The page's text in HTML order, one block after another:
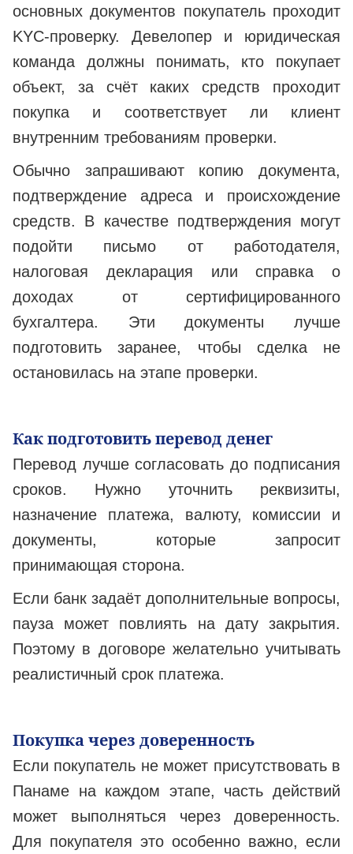
основных документов покупатель проходит
KYC-проверку. Девелопер и юридическая
команда должны понимать, кто покупает
объект, за счёт каких средств проходит
покупка и соответствует ли клиент
внутренним требованиям проверки.
Обычно запрашивают копию документа,
подтверждение адреса и происхождение
средств. В качестве подтверждения могут
подойти письмо от работодателя,
налоговая декларация или справка о
доходах от сертифицированного
бухгалтера. Эти документы лучше
подготовить заранее, чтобы сделка не
остановилась на этапе проверки.
Как подготовить перевод денег
Перевод лучше согласовать до подписания
сроков. Нужно уточнить реквизиты,
назначение платежа, валюту, комиссии и
документы, которые запросит
принимающая сторона.
Если банк задаёт дополнительные вопросы,
пауза может повлиять на дату закрытия.
Поэтому в договоре желательно учитывать
реалистичный срок платежа.
Покупка через доверенность
Если покупатель не может присутствовать в
Панаме на каждом этапе, часть действий
может выполняться через доверенность.
Для покупателя это особенно важно, если